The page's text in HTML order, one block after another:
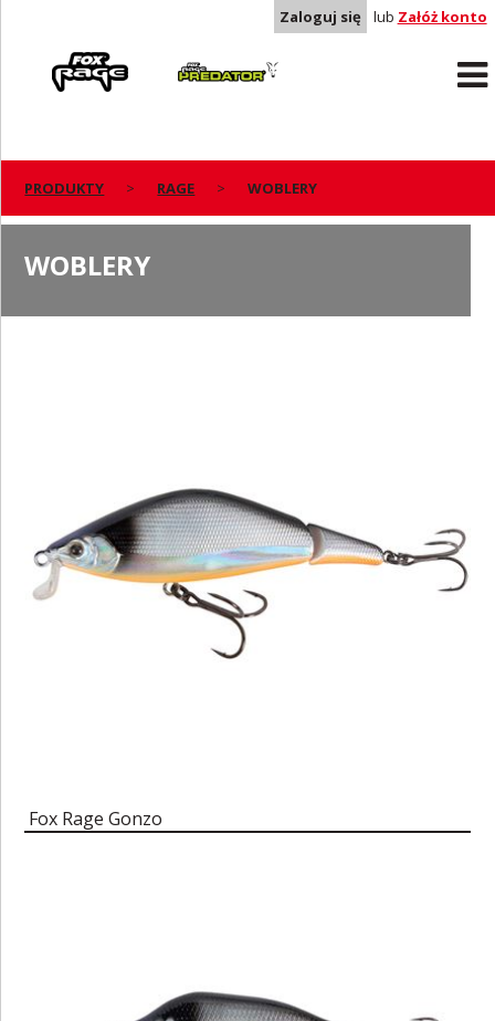
Zaloguj się lub Załóż konto
Predator
PRODUKTY RAGE WOBLERY
WOBLERY
Fox Rage Gonzo